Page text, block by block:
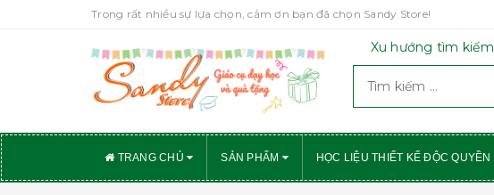
Trong rất nhiều sự lựa chọn, cảm ơn bạn đã chọn Sandy Store!
Xu hướng tìm kiếm
TRANG CHỦ SẢN PHẨM HỌC LIỆU THIẾT KẾ ĐỘC QUYỀN